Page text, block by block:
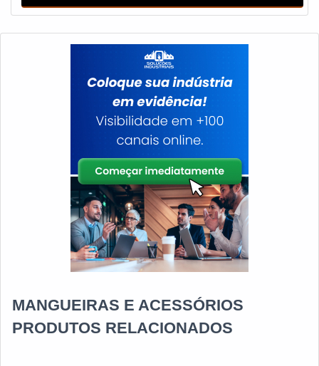
abrasão, que não prejudica a estrutura
MANGUEIRAS E ACESSÓRIOS
PRODUTOS RELACIONADOS